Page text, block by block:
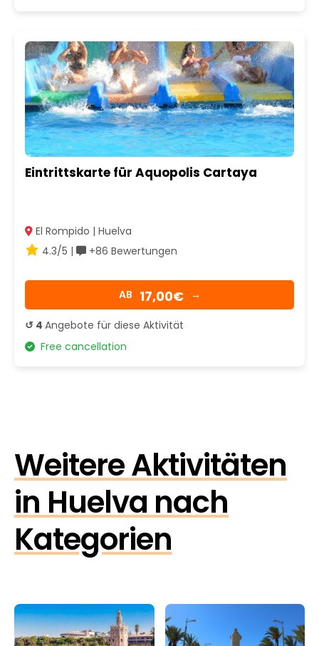
Eintrittskarte für Aquopolis Cartaya
El Rompido | Huelva
4.3/5 |
+86 Bewertungen
AB 17,00€ →
↺ 4 Angebote für diese Aktivität
Free cancellation
Weitere Aktivitäten
in Huelva nach
Kategorien